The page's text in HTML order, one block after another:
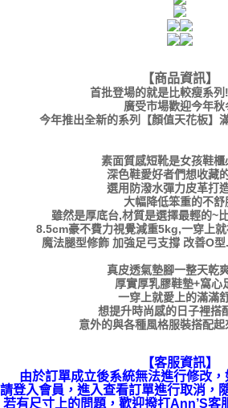
【商品資訊】
首批登場的就是比較瘦系
廣受市場歡迎今年秋
今年推出全新的系列【顏值天花板】
素面質感短靴是女孩鞋櫃
深色鞋愛好者們想收藏
選用防潑水彈力皮革打
大幅降低笨重的不舒
雖然是厚底台,材質是選擇最輕的~
8.5cm豪不費力視覺減重5kg,一穿上
魔法腿型修飾 加強足弓支撐 改善O
真皮透氣墊腳一整天乾
厚實厚乳膠鞋墊+窩心
一穿上就愛上的滿滿
想提升時尚感的日子裡搭
意外的與各種風格服裝搭配
【客服資訊】
由於訂單成立後系統無法進行修改
請登入會員，進入查看訂單進行取消，
若有尺寸上的問題，歡迎撥打Ann’S客